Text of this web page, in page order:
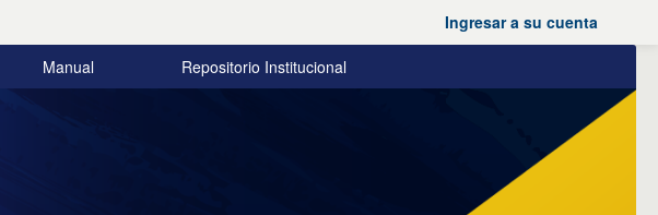
Ingresar a su cuenta
Manual Repositorio Institucional